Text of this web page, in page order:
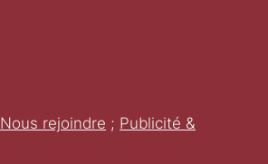
Nous rejoindre ; Publicité &